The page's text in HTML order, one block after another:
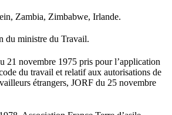
Zambia, Zimbabwe, Irlande.
du ministre du Travail.
21 novembre 1975 pris pour l’application
du travail et relatif aux autorisations de
étrangers, JORF du 25 novembre